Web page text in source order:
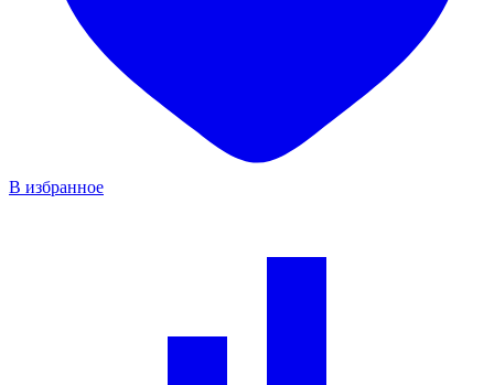
В избранное